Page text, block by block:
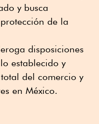
y busca
de la
disposiciones
establecido y
del comercio y
en México.